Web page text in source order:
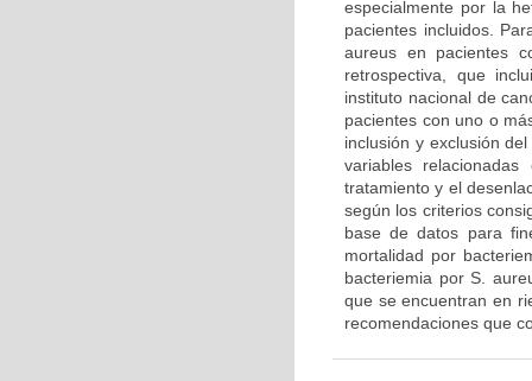
especialmente por la
pacientes incluidos.
aureus en pacientes
retrospectiva, que
instituto nacional de
pacientes con uno o
inclusión y exclusión
variables
tratamiento y el
según los criterios
base de datos para
mortalidad por
bacteriemia por S.
que se encuentran en
recomendaciones que